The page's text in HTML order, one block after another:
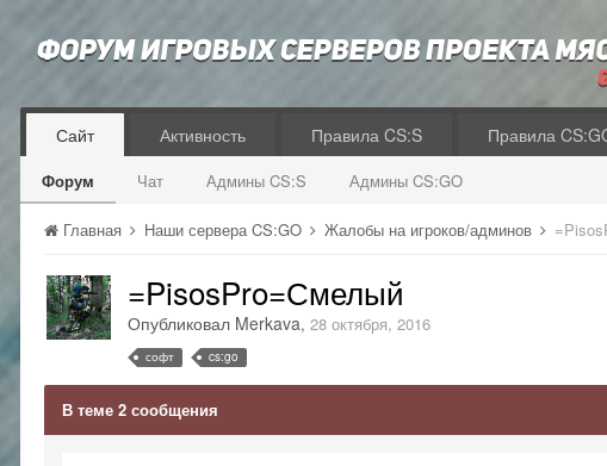
Сайт
Форум Чат Админы CS:S Админы CS:GO
Активность Правила CS:S Правила
Главная Наши сервера CS:GO Жалобы на игроков/админов
=PisosPro=Смелый
Опубликовал Merkava, 28 октября, 2016
софт cs:go
В теме 2 сообщения